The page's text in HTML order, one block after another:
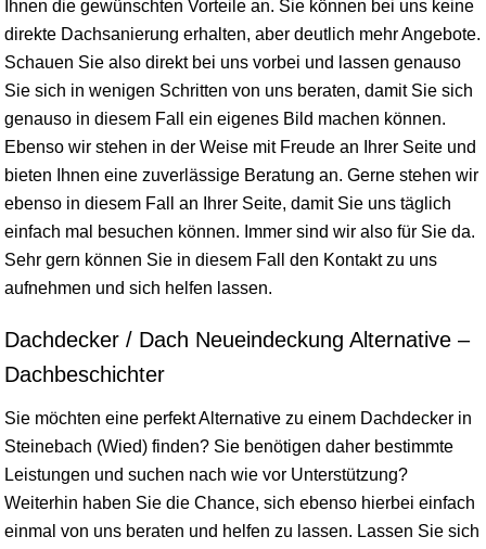
Ihnen die gewünschten Vorteile an. Sie können bei uns keine
direkte Dachsanierung erhalten, aber deutlich mehr Angebote.
Schauen Sie also direkt bei uns vorbei und lassen genauso
Sie sich in wenigen Schritten von uns beraten, damit Sie sich
genauso in diesem Fall ein eigenes Bild machen können.
Ebenso wir stehen in der Weise mit Freude an Ihrer Seite und
bieten Ihnen eine zuverlässige Beratung an. Gerne stehen wir
ebenso in diesem Fall an Ihrer Seite, damit Sie uns täglich
einfach mal besuchen können. Immer sind wir also für Sie da.
Sehr gern können Sie in diesem Fall den Kontakt zu uns
aufnehmen und sich helfen lassen.
Dachdecker / Dach Neueindeckung Alternative –
Dachbeschichter
Sie möchten eine perfekt Alternative zu einem Dachdecker in
Steinebach (Wied) finden? Sie benötigen daher bestimmte
Leistungen und suchen nach wie vor Unterstützung?
Weiterhin haben Sie die Chance, sich ebenso hierbei einfach
einmal von uns beraten und helfen zu lassen. Lassen Sie sich